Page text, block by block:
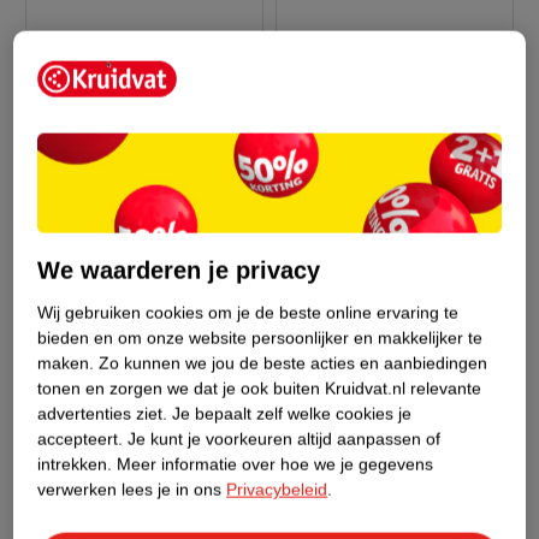
Calvin Klein Eternity
Moment Eau De Parfum
Adviesprijs* 24.
99
* aanbevolen verkoopprijs
leverancier
Davidoff Cool Water
Homme Eau De Toilette
125ml
24.
99
525
We waarderen je privacy
Wij gebruiken cookies om je de beste online ervaring te
bieden en om onze website persoonlijker en makkelijker te
maken. Zo kunnen we jou de beste acties en aanbiedingen
tonen en zorgen we dat je ook buiten Kruidvat.nl relevante
advertenties ziet. Je bepaalt zelf welke cookies je
accepteert. Je kunt je voorkeuren altijd aanpassen of
intrekken. Meer informatie over hoe we je gegevens
verwerken lees je in ons Privacybeleid.